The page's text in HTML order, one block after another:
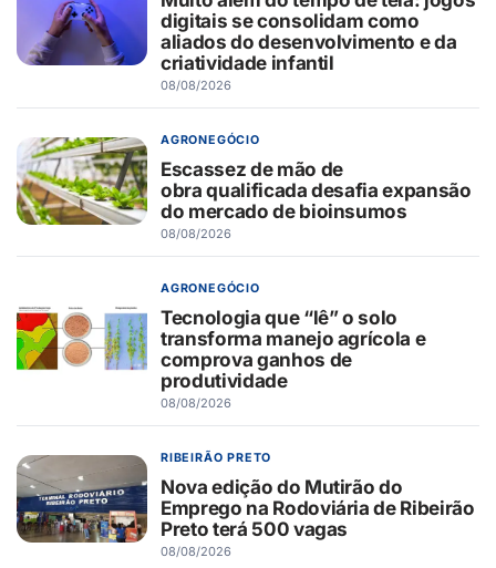
digitais se consolidam como
aliados do desenvolvimento e da
criatividade infantil
08/08/2026
AGRONEGÓCIO
Escassez de mão de
obra qualificada desafia expansão
do mercado de bioinsumos
08/08/2026
AGRONEGÓCIO
Tecnologia que “lê” o solo
transforma manejo agrícola e
comprova ganhos de
produtividade
08/08/2026
RIBEIRÃO PRETO
Nova edição do Mutirão do
Emprego na Rodoviária de Ribeirão
Preto terá 500 vagas
08/08/2026